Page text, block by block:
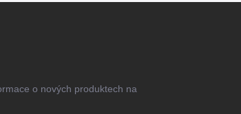
o nových produktech na